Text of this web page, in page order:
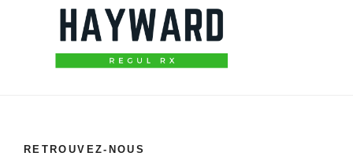
RETROUVEZ-NOUS